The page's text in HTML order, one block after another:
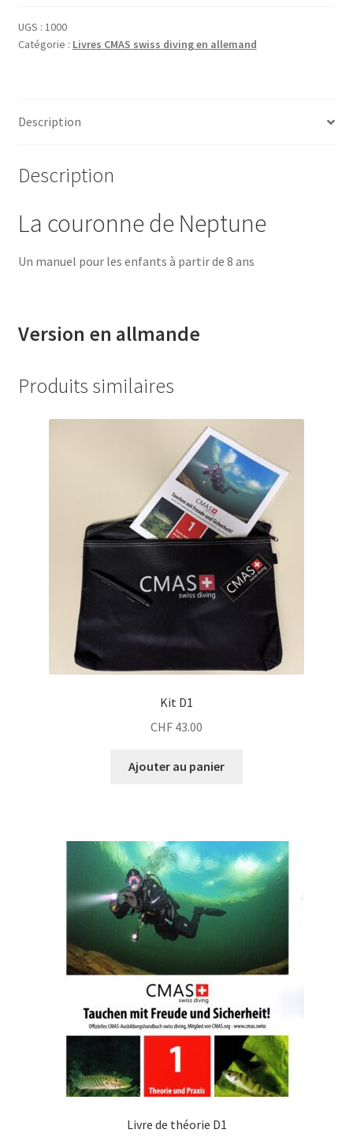
de
Neptune
UGS : 1000
Catégorie : Livres CMAS swiss diving en allemand
Description
Description
La couronne de Neptune
Un manuel pour les enfants à partir de 8 ans
Version en allmande
Produits similaires
Kit D1
CHF 43.00
Ajouter au panier
Livre de théorie D1